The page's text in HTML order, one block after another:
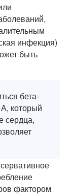
инфекция)
быть
бета-
А, который
сердца,
фактором